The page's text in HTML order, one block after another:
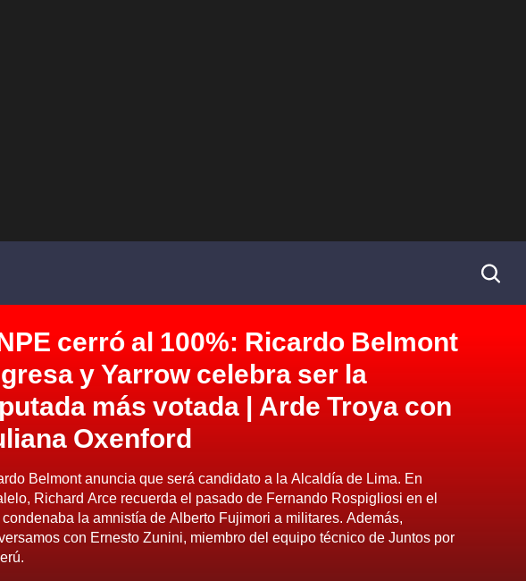
cerró al 100%: Ricardo Belmont
y Yarrow celebra ser la
más votada | Arde Troya con
Oxenford
Belmont anuncia que será candidato a la Alcaldía de Lima. En
Richard Arce recuerda el pasado de Fernando Rospigliosi en el
la amnistía de Alberto Fujimori a militares. Además,
con Ernesto Zunini, miembro del equipo técnico de Juntos por